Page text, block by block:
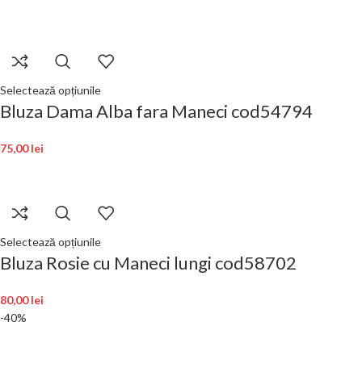
Selectează opțiunile
Bluza Dama Alba fara Maneci cod54794
75,00lei
Selectează opțiunile
Bluza Rosie cu Maneci lungi cod58702
80,00lei
-40%